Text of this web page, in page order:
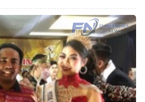
Dokumen yang Beredar